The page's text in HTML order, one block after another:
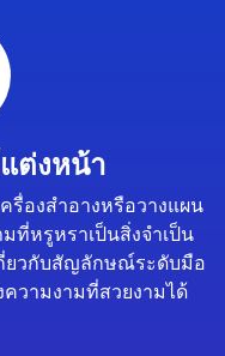
ต่งหน้า
รื่องสำอางหรือวางแผน
ที่หรูหราเป็นสิ่งจำเป็น
ยวกับสัญลักษณ์ระดับมือ
ความงามที่สวยงามได้